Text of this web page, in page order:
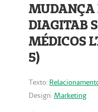
MUDANÇA
DIAGITAB
MÉDICOS
5)
Texto:
Design: Marketing